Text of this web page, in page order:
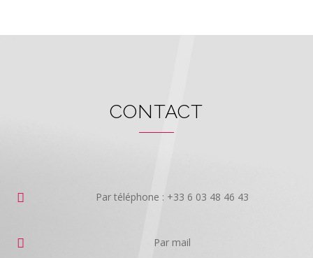
CONTACT
Par téléphone : +33 6 03 48 46 43
Par mail